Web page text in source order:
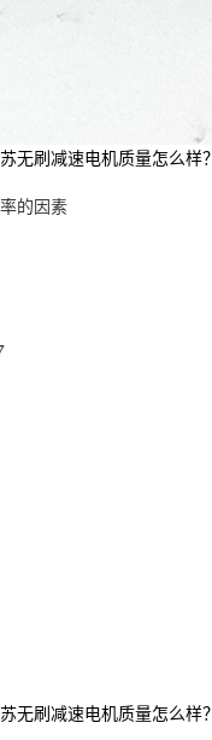
无刷减速电机质量怎么
的因素
无刷减速电机质量怎么